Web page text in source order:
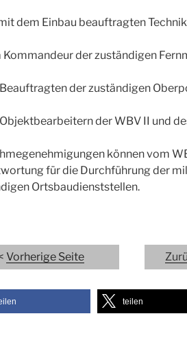
dem Einbau beauftragten
Kommandeur der zuständigen
der zuständigen
der WBV II und
können vom
für die Durchführung der
Ortsbaudienststellen.
Vorherige Seite
teilen